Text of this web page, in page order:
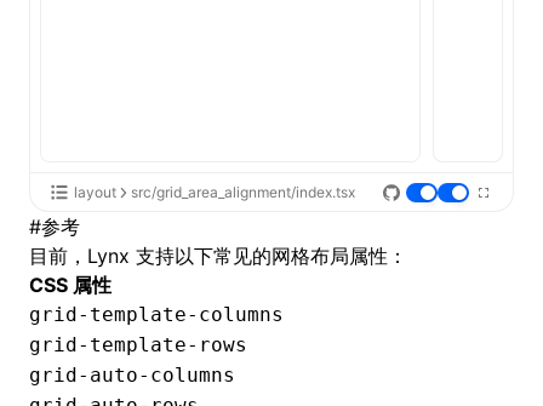
layout src/grid_area_alignment/index.tsx
#参考
目前，Lynx 支持以下常见的网格布局属性：
CSS 属性
grid-template-columns
grid-template-rows
grid-auto-columns